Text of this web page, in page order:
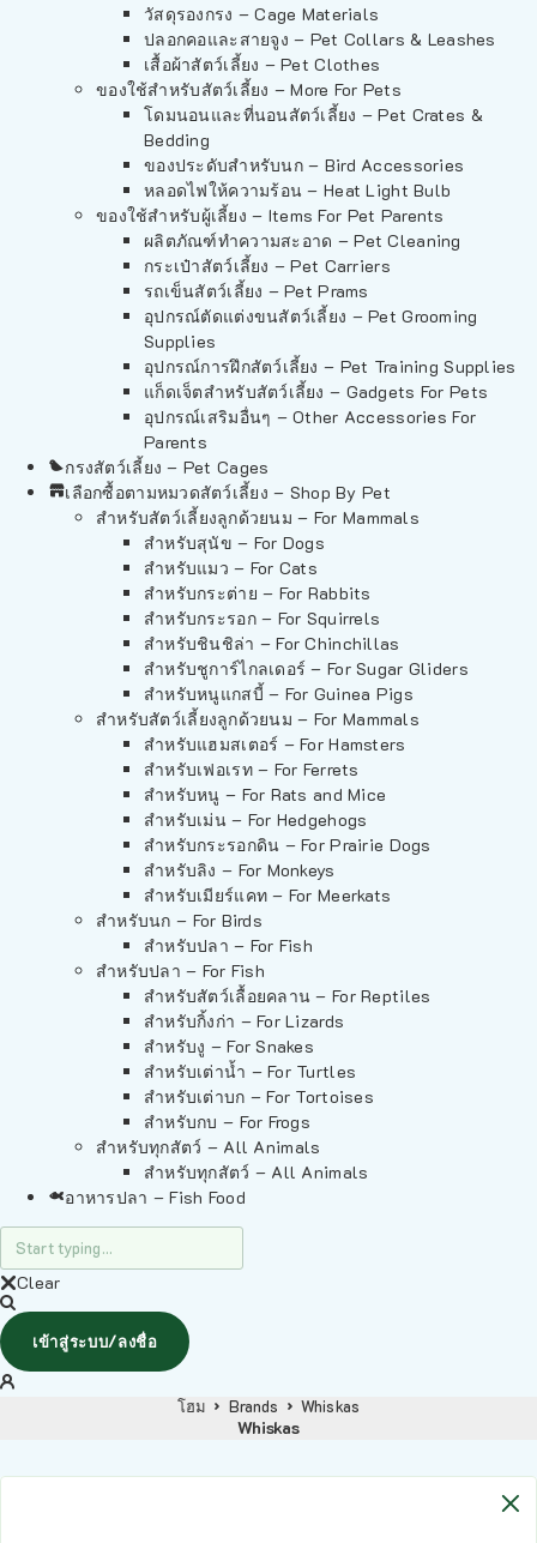
วัสดุรองกรง – Cage Materials
ปลอกคอและสายจูง – Pet Collars & Leashes
เสื้อผ้าสัตว์เลี้ยง – Pet Clothes
ของใช้สำหรับสัตว์เลี้ยง – More For Pets
โดมนอนและที่นอนสัตว์เลี้ยง – Pet Crates &
Bedding
ของประดับสำหรับนก – Bird Accessories
หลอดไฟให้ความร้อน – Heat Light Bulb
ของใช้สำหรับผู้เลี้ยง – Items For Pet Parents
ผลิตภัณฑ์ทำความสะอาด – Pet Cleaning
กระเป๋าสัตว์เลี้ยง – Pet Carriers
รถเข็นสัตว์เลี้ยง – Pet Prams
อุปกรณ์ตัดแต่งขนสัตว์เลี้ยง – Pet Grooming
Supplies
อุปกรณ์การฝึกสัตว์เลี้ยง – Pet Training Supplies
แก็ดเจ็ตสำหรับสัตว์เลี้ยง – Gadgets For Pets
อุปกรณ์เสริมอื่นๆ – Other Accessories For
Parents
กรงสัตว์เลี้ยง – Pet Cages
เลือกซื้อตามหมวดสัตว์เลี้ยง – Shop By Pet
สำหรับสัตว์เลี้ยงลูกด้วยนม – For Mammals
สำหรับสุนัข – For Dogs
สำหรับแมว – For Cats
สำหรับกระต่าย – For Rabbits
สำหรับกระรอก – For Squirrels
สำหรับชินชิล่า – For Chinchillas
สำหรับชูการ์ไกลเดอร์ – For Sugar Gliders
สำหรับหนูแกสบี้ – For Guinea Pigs
สำหรับสัตว์เลี้ยงลูกด้วยนม – For Mammals
สำหรับแฮมสเตอร์ – For Hamsters
สำหรับเฟอเรท – For Ferrets
สำหรับหนู – For Rats and Mice
สำหรับเม่น – For Hedgehogs
สำหรับกระรอกดิน – For Prairie Dogs
สำหรับลิง – For Monkeys
สำหรับเมียร์แคท – For Meerkats
สำหรับนก – For Birds
สำหรับปลา – For Fish
สำหรับปลา – For Fish
สำหรับสัตว์เลื้อยคลาน – For Reptiles
สำหรับกิ้งก่า – For Lizards
สำหรับงู – For Snakes
สำหรับเต่าน้ำ – For Turtles
สำหรับเต่าบก – For Tortoises
สำหรับกบ – For Frogs
สำหรับทุกสัตว์ – All Animals
สำหรับทุกสัตว์ – All Animals
อาหารปลา – Fish Food
Clear
เข้าสู่ระบบ/ลงชื่อ
โฮม Brands Whiskas
Whiskas